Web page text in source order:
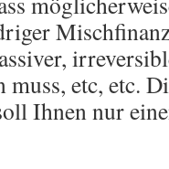
muss, etc, etc.
Ihnen nur